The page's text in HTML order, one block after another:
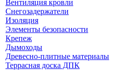
Вентиляция кровли
Снегозадержатели
Изоляция
Элементы безопасности
Крепеж
Дымоходы
Древесно-плитные материалы
Террасная доска ДПК